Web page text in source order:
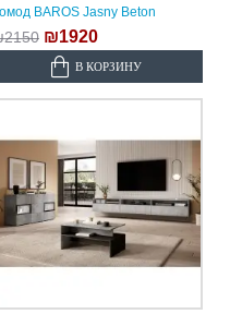
BAROS Jasny Beton
₪1920
В КОРЗИНУ